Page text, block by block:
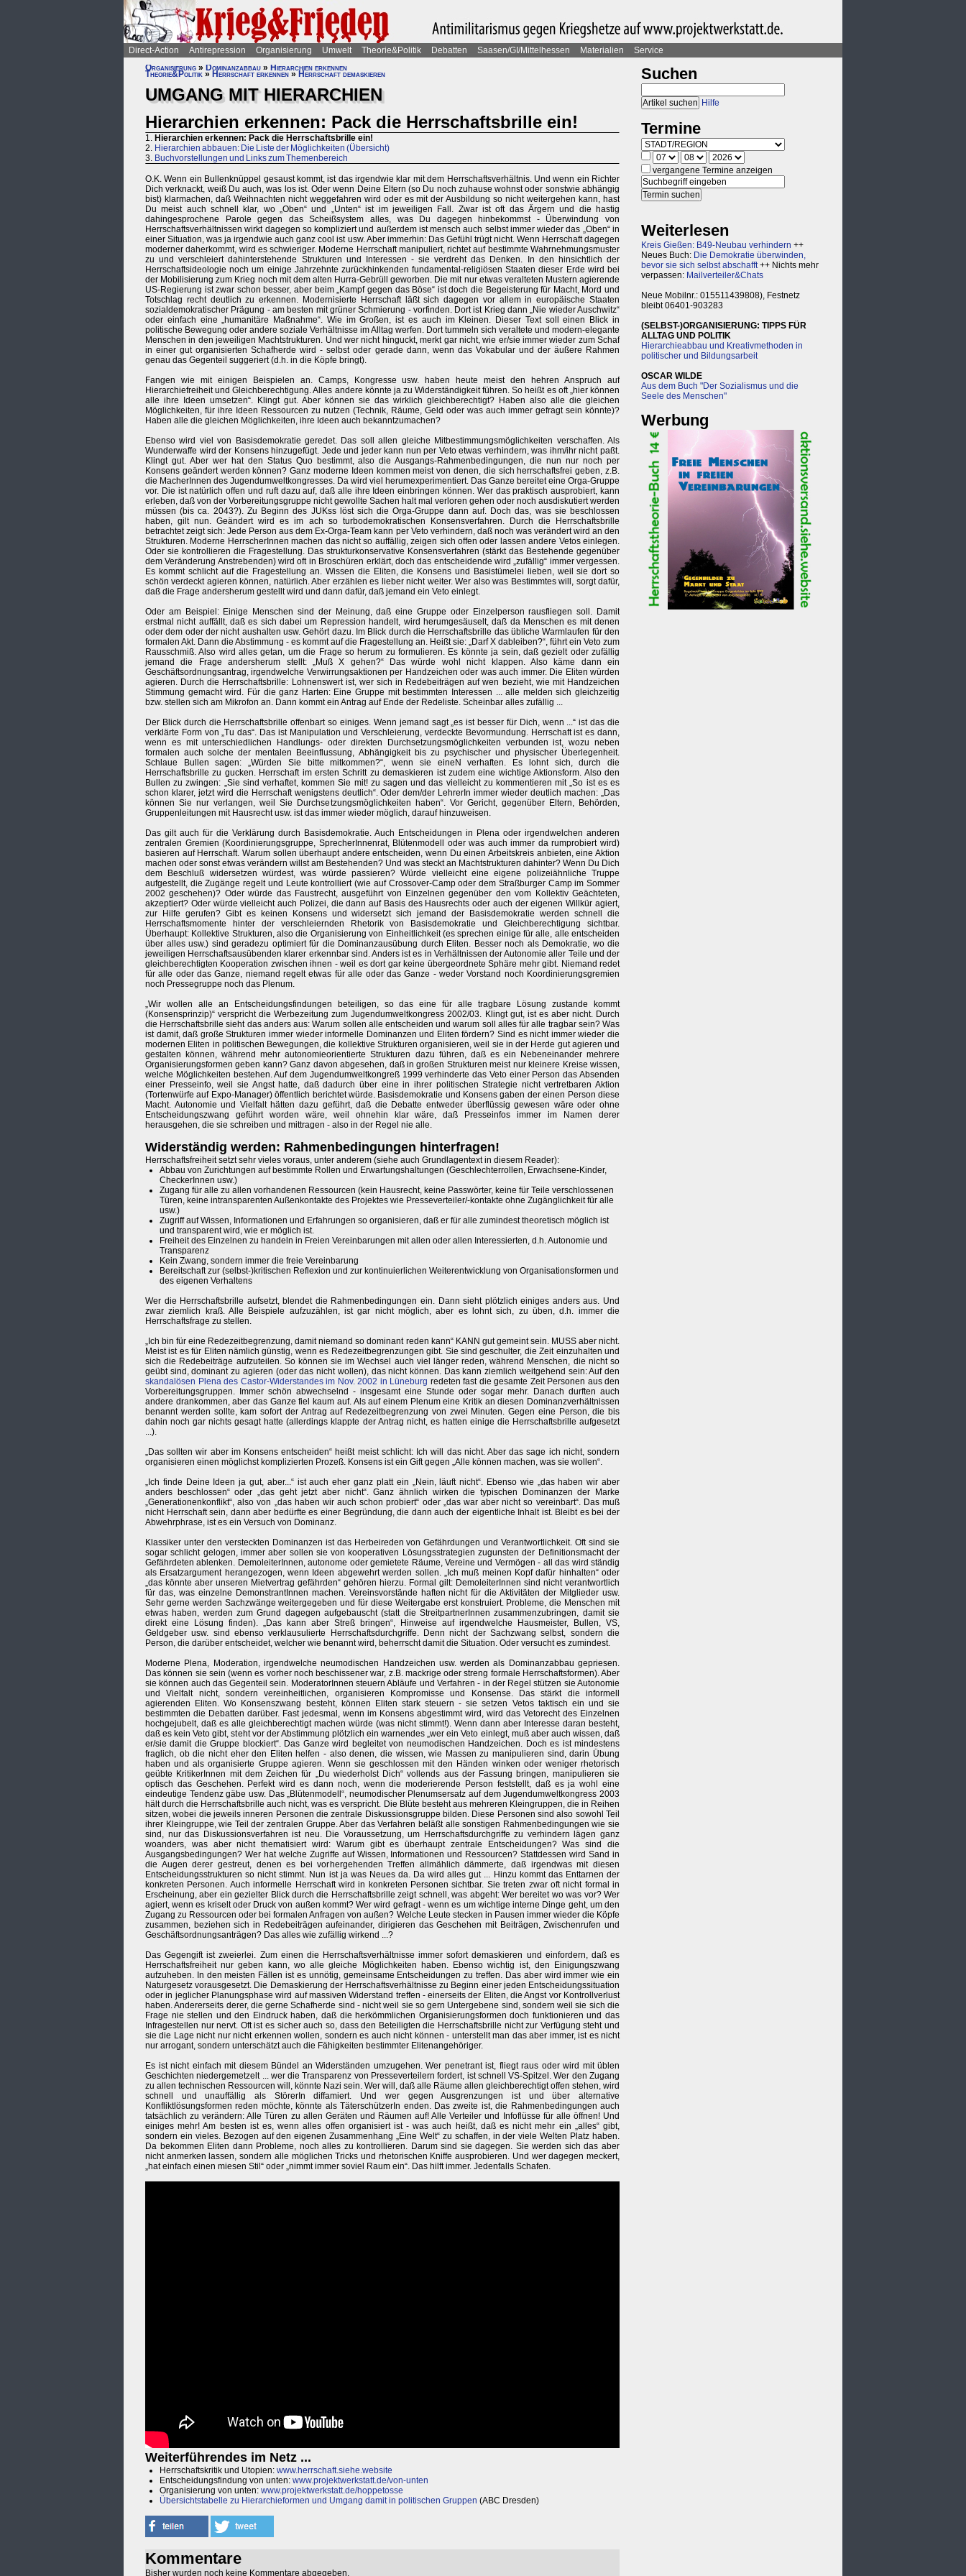
Direct-Action Antirepression Organisierung Umwelt Theorie&Politik Debatten Saasen/GI/Mittelhessen Materialien
Service
Organisierung » Dominanzabbau » Hierarchien erkennen
Theorie&Politik » Herrschaft erkennen » Herrschaft demaskieren
UMGANG MIT HIERARCHIEN
Hierarchien erkennen: Pack die Herrschaftsbrille ein!
1. Hierarchien erkennen: Pack die Herrschaftsbrille ein!
2. Hierarchien abbauen: Die Liste der Möglichkeiten (Übersicht)
3. Buchvorstellungen und Links zum Themenbereich
O.K. Wenn ein Bullenknüppel gesaust kommt, ist das irgendwie klar mit dem Herrschaftsverhältnis. Und wenn ein Richter
Dich verknackt, weiß Du auch, was los ist. Oder wenn Deine Eltern (so Du noch zuhause wohnst oder sonstwie abhängig
bist) klarmachen, daß Weihnachten nicht weggefahren wird oder es mit der Ausbildung so nicht weitergehen kann, hast
Du meist auch schnell klar, wo „Oben“ und „Unten“ ist im jeweiligen Fall. Zwar ist oft das Ärgern und die hastig
dahingesprochene Parole gegen das Scheißsystem alles, was Du dagegen hinbekommst - Überwindung von
Herrschaftsverhältnissen wirkt dagegen so kompliziert und außerdem ist mensch auch selbst immer wieder das „Oben“ in
einer Situation, was ja irgendwie auch ganz cool ist usw. Aber immerhin: Das Gefühl trügt nicht. Wenn Herrschaft dagegen
moderner daherkommt, wird es schwieriger. Moderne Herrschaft manipuliert, richtet auf bestimmte Wahrnehmungsmuster
zu und verschleiert dahinterstehende Strukturen und Interessen - sie verdreht das Denken. In den hinsichtlich der
Herrschaftsideologie noch um einige Jahrzehnte zurückhinkenden fundamental-religiösen Staaten dieser Erde wird bei
der Mobilisierung zum Krieg noch mit dem alten Hurra-Gebrüll geworben. Die mit nur etwas veralteten Mustern agierende
US-Regierung ist zwar schon besser, aber beim „Kampf gegen das Böse“ ist doch die Begeisterung für Macht, Mord und
Totschlag recht deutlich zu erkennen. Modernisierte Herrschaft läßt sich dagegen vor allem in europäische Staaten
sozialdemokratischer Prägung - am besten mit grüner Schmierung - vorfinden. Dort ist Krieg dann „Nie wieder Auschwitz“
oder einfach eine „humanitäre Maßnahme“. Wie im Großen, ist es auch im Kleinen. Dieser Text soll einen Blick in
politische Bewegung oder andere soziale Verhältnisse im Alltag werfen. Dort tummeln sich veraltete und modern-elegante
Menschen in den jeweiligen Machtstrukturen. Und wer nicht hinguckt, merkt gar nicht, wie er/sie immer wieder zum Schaf
in einer gut organisierten Schafherde wird - selbst oder gerade dann, wenn das Vokabular und der äußere Rahmen
genau das Gegenteil suggeriert (d.h. in die Köpfe bringt).
Fangen wie mit einigen Beispielen an. Camps, Kongresse usw. haben heute meist den hehren Anspruch auf
Hierarchiefreiheit und Gleichberechtigung. Alles andere könnte ja zu Widerständigkeit führen. So heißt es oft „hier können
alle ihre Ideen umsetzen“. Klingt gut. Aber können sie das wirklich gleichberechtigt? Haben also alle die gleichen
Möglichkeiten, für ihre Ideen Ressourcen zu nutzen (Technik, Räume, Geld oder was auch immer gefragt sein könnte)?
Haben alle die gleichen Möglichkeiten, ihre Ideen auch bekanntzumachen?
Ebenso wird viel von Basisdemokratie geredet. Das soll allen gleiche Mitbestimmungsmöglichkeiten verschaffen. Als
Wunderwaffe wird der Konsens hinzugefügt. Jede und jeder kann nun per Veto etwas verhindern, was ihm/ihr nicht paßt.
Klingt gut. Aber wer hat den Status Quo bestimmt, also die Ausgangs-Rahmenbedingungen, die nun nur noch per
Konsens geändert werden können? Ganz moderne Ideen kommen meist von denen, die sich herrschaftsfrei geben, z.B.
die MacherInnen des Jugendumweltkongresses. Da wird viel herumexperimentiert. Das Ganze bereitet eine Orga-Gruppe
vor. Die ist natürlich offen und ruft dazu auf, daß alle ihre Ideen einbringen können. Wer das praktisch ausprobiert, kann
erleben, daß von der Vorbereitungsgruppe nicht gewollte Sachen halt mal verloren gehen oder noch ausdiskutiert werden
müssen (bis ca. 2043?). Zu Beginn des JUKss löst sich die Orga-Gruppe dann auf. Doch das, was sie beschlossen
haben, gilt nun. Geändert wird es im ach so turbodemokratischen Konsensverfahren. Durch die Herrschaftsbrille
betrachtet zeigt sich: Jede Person aus dem Ex-Orga-Team kann per Veto verhindern, daß noch was verändert wird an den
Strukturen. Moderne HerrscherInnen machen das nicht so auffällig, zeigen sich offen oder lassen andere Vetos einlegen.
Oder sie kontrollieren die Fragestellung. Das strukturkonservative Konsensverfahren (stärkt das Bestehende gegenüber
dem Veränderung Anstrebenden) wird oft in Broschüren erklärt, doch das entscheidende wird „zufällig“ immer vergessen.
Es kommt schlicht auf die Fragestellung an. Wissen die Eliten, die Konsens und Basistümelei lieben, weil sie dort so
schön verdeckt agieren können, natürlich. Aber erzählen es lieber nicht weiter. Wer also was Bestimmtes will, sorgt dafür,
daß die Frage andersherum gestellt wird und dann dafür, daß jemand ein Veto einlegt.
Oder am Beispiel: Einige Menschen sind der Meinung, daß eine Gruppe oder Einzelperson rausfliegen soll. Damit
erstmal nicht auffällt, daß es sich dabei um Repression handelt, wird herumgesäuselt, daß da Menschen es mit denen
oder dem oder der nicht aushalten usw. Gehört dazu. Im Blick durch die Herrschaftsbrille das übliche Warmlaufen für den
formalen Akt. Dann die Abstimmung - es kommt auf die Fragestellung an. Heißt sie: „Darf X dableiben?“, führt ein Veto zum
Rausschmiß. Also wird alles getan, um die Frage so herum zu formulieren. Es könnte ja sein, daß gezielt oder zufällig
jemand die Frage andersherum stellt: „Muß X gehen?“ Das würde wohl nicht klappen. Also käme dann ein
Geschäftsordnungsantrag, irgendwelche Verwirrungsaktionen per Handzeichen oder was auch immer. Die Eliten würden
agieren. Durch die Herrschaftsbrille: Lohnenswert ist, wer sich in Redebeiträgen auf wen bezieht, wie mit Handzeichen
Stimmung gemacht wird. Für die ganz Harten: Eine Gruppe mit bestimmten Interessen ... alle melden sich gleichzeitig
bzw. stellen sich am Mikrofon an. Dann kommt ein Antrag auf Ende der Redeliste. Scheinbar alles zufällig ...
Der Blick durch die Herrschaftsbrille offenbart so einiges. Wenn jemand sagt „es ist besser für Dich, wenn ...“ ist das die
verklärte Form von „Tu das“. Das ist Manipulation und Verschleierung, verdeckte Bevormundung. Herrschaft ist es dann,
wenn es mit unterschiedlichen Handlungs- oder direkten Durchsetzungsmöglichkeiten verbunden ist, wozu neben
formalen auch solche der mentalen Beeinflussung, Abhängigkeit bis zu psychischer und physischer Überlegenheit.
Schlaue Bullen sagen: „Würden Sie bitte mitkommen?“, wenn sie eineN verhaften. Es lohnt sich, durch die
Herrschaftsbrille zu gucken. Herrschaft im ersten Schritt zu demaskieren ist zudem eine wichtige Aktionsform. Also den
Bullen zu zwingen: „Sie sind verhaftet, kommen Sie mit! zu sagen und das vielleicht zu kommentieren mit „So ist es es
schon klarer, jetzt wird die Herrschaft wenigstens deutlich“. Oder dem/der LehrerIn immer wieder deutlich machen: „Das
können Sie nur verlangen, weil Sie Durchsetzungsmöglichkeiten haben“. Vor Gericht, gegenüber Eltern, Behörden,
Gruppenleitungen mit Hausrecht usw. ist das immer wieder möglich, darauf hinzuweisen.
Das gilt auch für die Verklärung durch Basisdemokratie. Auch Entscheidungen in Plena oder irgendwelchen anderen
zentralen Gremien (Koordinierungsgruppe, SprecherInnenrat, Blütenmodell oder was auch immer da rumprobiert wird)
basieren auf Herrschaft. Warum sollen überhaupt andere entscheiden, wenn Du einen Arbeitskreis anbieten, eine Aktion
machen oder sonst etwas verändern willst am Bestehenden? Und was steckt an Machtstrukturen dahinter? Wenn Du Dich
dem Beschluß widersetzen würdest, was würde passieren? Würde vielleicht eine eigene polizeiähnliche Truppe
aufgestellt, die Zugänge regelt und Leute kontrolliert (wie auf Crossover-Camp oder dem Straßburger Camp im Sommer
2002 geschehen)? Oder würde das Faustrecht, ausgeführt von Einzelnen gegenüber den vom Kollektiv Geächteten,
akzeptiert? Oder würde vielleicht auch Polizei, die dann auf Basis des Hausrechts oder auch der eigenen Willkür agiert,
zur Hilfe gerufen? Gibt es keinen Konsens und widersetzt sich jemand der Basisdemokratie werden schnell die
Herrschaftsmomente hinter der verschleiernden Rhetorik von Basisdemokratie und Gleichberechtigung sichtbar.
Überhaupt: Kollektive Strukturen, also die Organisierung von Einheitlichkeit (es sprechen einige für alle, alle entscheiden
über alles usw.) sind geradezu optimiert für die Dominanzausübung durch Eliten. Besser noch als Demokratie, wo die
jeweiligen Herrschaftsausübenden klarer erkennbar sind. Anders ist es in Verhältnissen der Autonomie aller Teile und der
gleichberechtigten Kooperation zwischen ihnen - weil es dort gar keine übergeordnete Sphäre mehr gibt. Niemand redet
für alle oder das Ganze, niemand regelt etwas für alle oder das Ganze - weder Vorstand noch Koordinierungsgremien
noch Pressegruppe noch das Plenum.
„Wir wollen alle an Entscheidungsfindungen beteiligen, so das eine für alle tragbare Lösung zustande kommt
(Konsensprinzip)“ verspricht die Werbezeitung zum Jugendumweltkongress 2002/03. Klingt gut, ist es aber nicht. Durch
die Herrschaftsbrille sieht das anders aus: Warum sollen alle entscheiden und warum soll alles für alle tragbar sein? Was
ist damit, daß große Strukturen immer wieder informelle Dominanzen und Eliten fördern? Sind es nicht immer wieder die
modernen Eliten in politischen Bewegungen, die kollektive Strukturen organisieren, weil sie in der Herde gut agieren und
gestalten können, während mehr autonomieorientierte Strukturen dazu führen, daß es ein Nebeneinander mehrere
Organisierungsformen geben kann? Ganz davon abgesehen, daß in großen Strukturen meist nur kleinere Kreise wissen,
welche Möglichkeiten bestehen. Auf dem Jugendumweltkongreß 1999 verhinderte das Veto einer Person das Absenden
einer Presseinfo, weil sie Angst hatte, daß dadurch über eine in ihrer politischen Strategie nicht vertretbaren Aktion
(Tortenwürfe auf Expo-Manager) öffentlich berichtet würde. Basisdemokratie und Konsens gaben der einen Person diese
Macht. Autonomie und Vielfalt hätten dazu geführt, daß die Debatte entweder überflüssig gewesen wäre oder ohne
Entscheidungszwang geführt worden wäre, weil ohnehin klar wäre, daß Presseinfos immer im Namen derer
herausgehen, die sie schreiben und mittragen - also in der Regel nie alle.
Widerständig werden: Rahmenbedingungen hinterfragen!
Herrschaftsfreiheit setzt sehr vieles voraus, unter anderem (siehe auch Grundlagentext in diesem Reader):
Abbau von Zurichtungen auf bestimmte Rollen und Erwartungshaltungen (Geschlechterrollen, Erwachsene-Kinder,
CheckerInnen usw.)
Zugang für alle zu allen vorhandenen Ressourcen (kein Hausrecht, keine Passwörter, keine für Teile verschlossenen
Türen, keine intransparenten Außenkontakte des Projektes wie Presseverteiler/-kontakte ohne Zugänglichkeit für alle
usw.)
Zugriff auf Wissen, Informationen und Erfahrungen so organisieren, daß er für alle zumindest theoretisch möglich ist
und transparent wird, wie er möglich ist.
Freiheit des Einzelnen zu handeln in Freien Vereinbarungen mit allen oder allen Interessierten, d.h. Autonomie und
Transparenz
Kein Zwang, sondern immer die freie Vereinbarung
Bereitschaft zur (selbst-)kritischen Reflexion und zur kontinuierlichen Weiterentwicklung von Organisationsformen und
des eigenen Verhaltens
Wer die Herrschaftsbrille aufsetzt, blendet die Rahmenbedingungen ein. Dann sieht plötzlich einiges anders aus. Und
zwar ziemlich kraß. Alle Beispiele aufzuzählen, ist gar nicht möglich, aber es lohnt sich, zu üben, d.h. immer die
Herrschaftsfrage zu stellen.
„Ich bin für eine Redezeitbegrenzung, damit niemand so dominant reden kann“ KANN gut gemeint sein. MUSS aber nicht.
Meist ist es für Eliten nämlich günstig, wenn es Redezeitbegrenzungen gibt. Sie sind geschulter, die Zeit einzuhalten und
sich die Redebeiträge aufzuteilen. So können sie im Wechsel auch viel länger reden, während Menschen, die nicht so
geübt sind, dominant zu agieren (oder das nicht wollen), das nicht können. Das kann ziemlich weitgehend sein: Auf den
skandalösen Plena des Castor-Widerstandes im Nov. 2002 in Lüneburg redeten fast die gesamte Zeit Personen aus den
Vorbereitungsgruppen. Immer schön abwechselnd - insgesamt eine Stunde oder sogar mehr. Danach durften auch
andere drankommen, aber das Ganze fiel kaum auf. Als auf einem Plenum eine Kritik an diesen Dominanzverhältnissen
benannt werden sollte, kam sofort der Antrag auf Redezeitbegrenzung von zwei Minuten. Gegen eine Person, die bis
dahin noch gar nichts gesagt hatte (allerdings klappte der Antrag nicht, es hatten einige die Herrschaftsbrille aufgesetzt
...).
„Das sollten wir aber im Konsens entscheiden“ heißt meist schlicht: Ich will das nicht. Aber das sage ich nicht, sondern
organisieren einen möglichst komplizierten Prozeß. Konsens ist ein Gift gegen „Alle können machen, was sie wollen“.
„Ich finde Deine Ideen ja gut, aber...“ ist auch eher ganz platt ein „Nein, läuft nicht“. Ebenso wie „das haben wir aber
anders beschlossen“ oder „das geht jetzt aber nicht“. Ganz ähnlich wirken die typischen Dominanzen der Marke
„Generationenkonflikt“, also von „das haben wir auch schon probiert“ oder „das war aber nicht so vereinbart“. Das muß
nicht Herrschaft sein, dann aber bedürfte es einer Begründung, die dann auch der eigentliche Inhalt ist. Bleibt es bei der
Abwehrphrase, ist es ein Versuch von Dominanz.
Klassiker unter den versteckten Dominanzen ist das Herbeireden von Gefährdungen und Verantwortlichkeit. Oft sind sie
sogar schlicht gelogen, immer aber sollen sie von kooperativen Lösungsstrategien zugunsten der Definitionsmacht der
Gefährdeten ablenken. DemoleiterInnen, autonome oder gemietete Räume, Vereine und Vermögen - all das wird ständig
als Ersatzargument herangezogen, wenn Ideen abgewehrt werden sollen. „Ich muß meinen Kopf dafür hinhalten“ oder
„das könnte aber unseren Mietvertrag gefährden“ gehören hierzu. Formal gilt: DemoleiterInnen sind nicht verantwortlich
für das, was einzelne DemonstrantInnen machen. Vereinsvorstände haften nicht für die Aktivitäten der Mitglieder usw.
Sehr gerne werden Sachzwänge weitergegeben und für diese Weitergabe erst konstruiert. Probleme, die Menschen mit
etwas haben, werden zum Grund dagegen aufgebauscht (statt die StreitpartnerInnen zusammenzubringen, damit sie
direkt eine Lösung finden). „Das kann aber Streß bringen“, Hinweise auf irgendwelche Hausmeister, Bullen, VS,
Geldgeber usw. sind ebenso verklausulierte Herrschaftsdurchgriffe. Denn nicht der Sachzwang selbst, sondern die
Person, die darüber entscheidet, welcher wie benannt wird, beherrscht damit die Situation. Oder versucht es zumindest.
Moderne Plena, Moderation, irgendwelche neumodischen Handzeichen usw. werden als Dominanzabbau gepriesen.
Das können sie sein (wenn es vorher noch beschissener war, z.B. mackrige oder streng formale Herrschaftsformen). Aber
sie können auch das Gegenteil sein. ModeratorInnen steuern Abläufe und Verfahren - in der Regel stützen sie Autonomie
und Vielfalt nicht, sondern vereinheitlichen, organisieren Kompromisse und Konsense. Das stärkt die informell
agierenden Eliten. Wo Konsenszwang besteht, können Eliten stark steuern - sie setzen Vetos taktisch ein und sie
bestimmten die Debatten darüber. Fast jedesmal, wenn im Konsens abgestimmt wird, wird das Vetorecht des Einzelnen
hochgejubelt, daß es alle gleichberechtigt machen würde (was nicht stimmt!). Wenn dann aber Interesse daran besteht,
daß es kein Veto gibt, steht vor der Abstimmung plötzlich ein warnendes „wer ein Veto einlegt, muß aber auch wissen, daß
er/sie damit die Gruppe blockiert“. Das Ganze wird begleitet von neumodischen Handzeichen. Doch es ist mindestens
fraglich, ob die nicht eher den Eliten helfen - also denen, die wissen, wie Massen zu manipulieren sind, darin Übung
haben und als organisierte Gruppe agieren. Wenn sie geschlossen mit den Händen winken oder weniger rhetorisch
geübte KritikerInnen mit dem Zeichen für „Du wiederholst Dich“ vollends aus der Fassung bringen, manipulieren sie
optisch das Geschehen. Perfekt wird es dann noch, wenn die moderierende Person feststellt, daß es ja wohl eine
eindeutige Tendenz gäbe usw. Das „Blütenmodell“, neumodischer Plenumsersatz auf dem Jugendumweltkongress 2003
hält durch die Herrschaftsbrille auch nicht, was es verspricht. Die Blüte besteht aus mehreren Kleingruppen, die in Reihen
sitzen, wobei die jeweils inneren Personen die zentrale Diskussionsgruppe bilden. Diese Personen sind also sowohl Teil
ihrer Kleingruppe, wie Teil der zentralen Gruppe. Aber das Verfahren beläßt alle sonstigen Rahmenbedingungen wie sie
sind, nur das Diskussionsverfahren ist neu. Die Voraussetzung, um Herrschaftsdurchgriffe zu verhindern lägen ganz
woanders, was aber nicht thematisiert wird: Warum gibt es überhaupt zentrale Entscheidungen? Was sind die
Ausgangsbedingungen? Wer hat welche Zugriffe auf Wissen, Informationen und Ressourcen? Stattdessen wird Sand in
die Augen derer gestreut, denen es bei vorhergehenden Treffen allmählich dämmerte, daß irgendwas mit diesen
Entscheidungsstrukturen so nicht stimmt. Nun ist ja was Neues da. Da wird alles gut ... Hinzu kommt das Enttarnen der
konkreten Personen. Auch informelle Herrschaft wird in konkreten Personen sichtbar. Sie treten zwar oft nicht formal in
Erscheinung, aber ein gezielter Blick durch die Herrschaftsbrille zeigt schnell, was abgeht: Wer bereitet wo was vor? Wer
agiert, wenn es kriselt oder Druck von außen kommt? Wer wird gefragt - wenn es um wichtige interne Dinge geht, um den
Zugang zu Ressourcen oder bei formalen Anfragen von außen? Welche Leute stecken in Pausen immer wieder die Köpfe
zusammen, beziehen sich in Redebeiträgen aufeinander, dirigieren das Geschehen mit Beiträgen, Zwischenrufen und
Geschäftsordnungsanträgen? Das alles wie zufällig wirkend ...?
Das Gegengift ist zweierlei. Zum einen die Herrschaftsverhältnisse immer sofort demaskieren und einfordern, daß es
Herrschaftsfreiheit nur geben kann, wo alle gleiche Möglichkeiten haben. Ebenso wichtig ist, den Einigungszwang
aufzuheben. In den meisten Fällen ist es unnötig, gemeinsame Entscheidungen zu treffen. Das aber wird immer wie ein
Naturgesetz vorausgesetzt. Die Demaskierung der Herrschaftsverhältnisse zu Beginn einer jeden Entscheidungssituation
oder in jeglicher Planungsphase wird auf massiven Widerstand treffen - einerseits der Eliten, die Angst vor Kontrollverlust
haben. Andererseits derer, die gerne Schafherde sind - nicht weil sie so gern Untergebene sind, sondern weil sie sich die
Frage nie stellen und den Eindruck haben, daß die herkömmlichen Organisierungsformen doch funktionieren und das
Infragestellen nur nervt. Oft ist es sicher auch so, dass den Beteiligten die Herrschaftsbrille nicht zur Verfügung steht und
sie die Lage nicht nur nicht erkennen wollen, sondern es auch nicht können - unterstellt man das aber immer, ist es nicht
nur arrogant, sondern unterschätzt auch die Fähigkeiten bestimmter Elitenangehöriger.
Es ist nicht einfach mit diesem Bündel an Widerständen umzugehen. Wer penetrant ist, fliegt raus oder wird mit üblen
Geschichten niedergemetzelt ... wer die Transparenz von Presseverteilern fordert, ist schnell VS-Spitzel. Wer den Zugang
zu allen technischen Ressourcen will, könnte Nazi sein. Wer will, daß alle Räume allen gleichberechtigt offen stehen, wird
schnell und unauffällig als StörerIn diffamiert. Und wer gegen Ausgrenzungen ist und über alternative
Konfliktlösungsformen reden möchte, könnte als TäterschützerIn enden. Das zweite ist, die Rahmenbedingungen auch
tatsächlich zu verändern: Alle Türen zu allen Geräten und Räumen auf! Alle Verteiler und Infoflüsse für alle öffnen! Und
einiges mehr! Am besten ist es, wenn alles offen organisiert ist - was auch heißt, daß es nicht mehr ein „alles“ gibt,
sondern ein vieles. Bezogen auf den eigenen Zusammenhang „Eine Welt“ zu schaffen, in der viele Welten Platz haben.
Da bekommen Eliten dann Probleme, noch alles zu kontrollieren. Darum sind sie dagegen. Sie werden sich das aber
nicht anmerken lassen, sondern alle möglichen Tricks und rhetorischen Kniffe ausprobieren. Und wer dagegen meckert,
„hat einfach einen miesen Stil“ oder „nimmt immer soviel Raum ein“. Das hilft immer. Jedenfalls Schafen.
Weiterführendes im Netz ...
Herrschaftskritik und Utopien: www.herrschaft.siehe.website
Entscheidungsfindung von unten: www.projektwerkstatt.de/von-unten
Organisierung von unten: www.projektwerkstatt.de/hoppetosse
Übersichtstabelle zu Hierarchieformen und Umgang damit in politischen Gruppen (ABC Dresden)
Kommentare
Bisher wurden noch keine Kommentare abgegeben.
Suchen
Hilfe
Termine
vergangene Termine anzeigen
Weiterlesen
Kreis Gießen: B49-Neubau verhindern ++
Neues Buch: Die Demokratie überwinden,
bevor sie sich selbst abschafft++ Nichts mehr
verpassen: Mailverteiler&Chats
Neue Mobilnr.: 015511439808), Festnetz
bleibt 06401-903283
(SELBST-)ORGANISIERUNG: TIPPS FÜR
ALLTAG UND POLITIK
Hierarchieabbau und Kreativmethoden in
politischer und Bildungsarbeit
OSCAR WILDE
Aus dem Buch "Der Sozialismus und die
Seele des Menschen"
Werbung